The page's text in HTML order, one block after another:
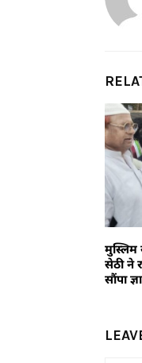
सेठी ने
सौंपा